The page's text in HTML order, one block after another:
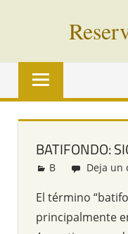
Palabras
vías
todo
mundo
BATIFONDO:
Redacción
B Deja un
El término
principalmente